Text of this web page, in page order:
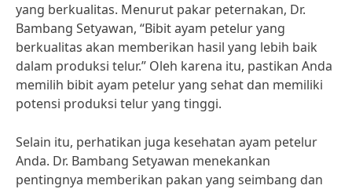
yang berkualitas. Menurut pakar peternakan, Dr.
Bambang Setyawan, “Bibit ayam petelur yang
berkualitas akan memberikan hasil yang lebih baik
dalam produksi telur.” Oleh karena itu, pastikan Anda
memilih bibit ayam petelur yang sehat dan memiliki
potensi produksi telur yang tinggi.
Selain itu, perhatikan juga kesehatan ayam petelur
Anda. Dr. Bambang Setyawan menekankan
pentingnya memberikan pakan yang seimbang dan